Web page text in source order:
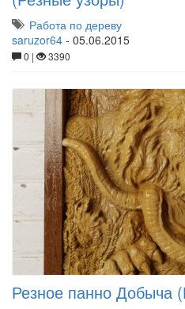
Работа по дереву
saruzor64 - 05.06.2015
0 | 3390
Резное панно Добыча